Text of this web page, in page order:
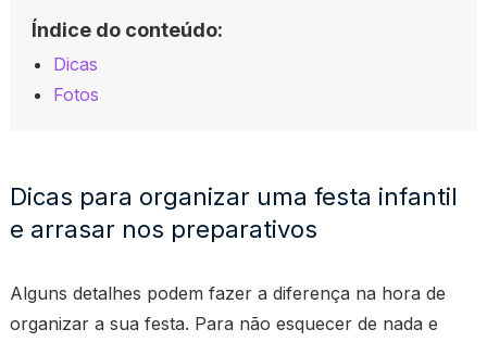
Índice do conteúdo:
Dicas
Fotos
Dicas para organizar uma festa infantil
e arrasar nos preparativos
Alguns detalhes podem fazer a diferença na hora de
organizar a sua festa. Para não esquecer de nada e